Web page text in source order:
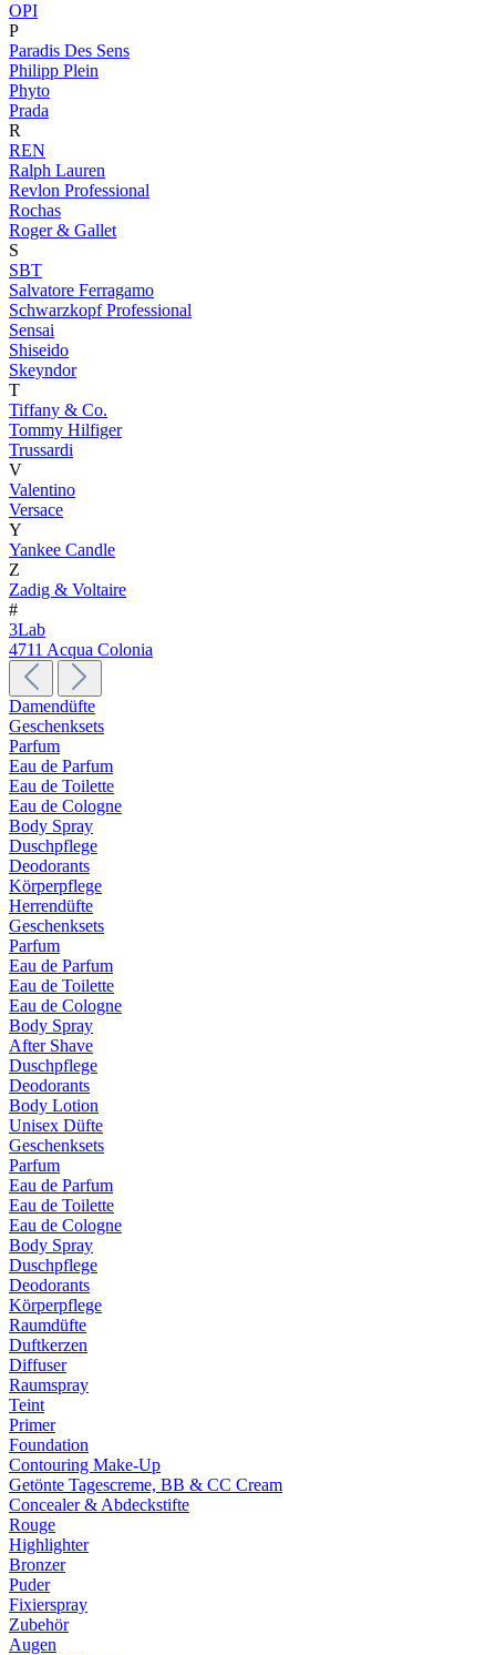
OPI
P
Paradis Des Sens
Philipp Plein
Phyto
Prada
R
REN
Ralph Lauren
Revlon Professional
Rochas
Roger & Gallet
S
SBT
Salvatore Ferragamo
Schwarzkopf Professional
Sensai
Shiseido
Skeyndor
T
Tiffany & Co.
Tommy Hilfiger
Trussardi
V
Valentino
Versace
Y
Yankee Candle
Z
Zadig & Voltaire
#
3Lab
4711 Acqua Colonia
Damendüfte
Geschenksets
Parfum
Eau de Parfum
Eau de Toilette
Eau de Cologne
Body Spray
Duschpflege
Deodorants
Körperpflege
Herrendüfte
Geschenksets
Parfum
Eau de Parfum
Eau de Toilette
Eau de Cologne
Body Spray
After Shave
Duschpflege
Deodorants
Body Lotion
Unisex Düfte
Geschenksets
Parfum
Eau de Parfum
Eau de Toilette
Eau de Cologne
Body Spray
Duschpflege
Deodorants
Körperpflege
Raumdüfte
Duftkerzen
Diffuser
Raumspray
Teint
Primer
Foundation
Contouring Make-Up
Getönte Tagescreme, BB & CC Cream
Concealer & Abdeckstifte
Rouge
Highlighter
Bronzer
Puder
Fixierspray
Zubehör
Augen